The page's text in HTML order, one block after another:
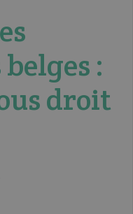
:
droit